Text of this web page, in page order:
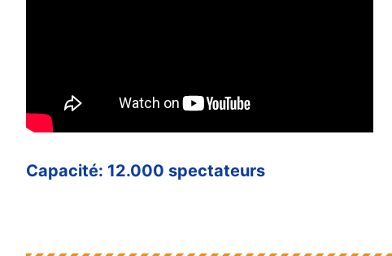
Capacité: 12.000 spectateurs